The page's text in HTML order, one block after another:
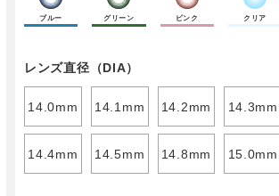
ブルー グリーン ピンク クリア
レンズ直径（DIA）
14.0mm 14.1mm 14.2mm 14.3mm
14.4mm 14.5mm 14.8mm 15.0mm